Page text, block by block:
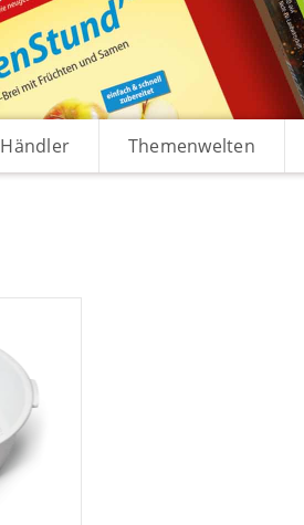
Händler Themenwelten